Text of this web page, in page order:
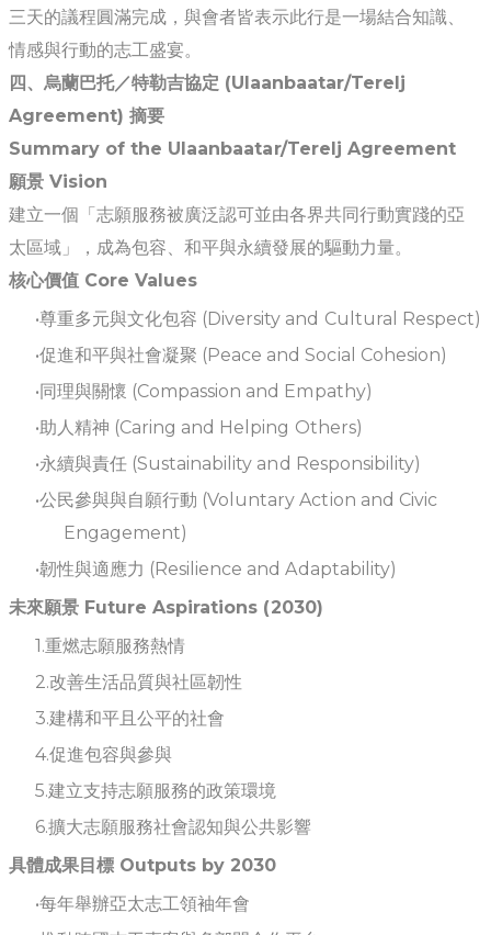
三天的議程圓滿完成，與會者皆表示此行是一場結合知識、
情感與行動的志工盛宴。
四、烏蘭巴托／特勒吉協定 (Ulaanbaatar/Terelj
Agreement) 摘要
Summary of the Ulaanbaatar/Terelj Agreement
願景 Vision
建立一個「志願服務被廣泛認可並由各界共同行動實踐的亞
太區域」，成為包容、和平與永續發展的驅動力量。
核心價值 Core Values
尊重多元與文化包容 (Diversity and Cultural Respect)
促進和平與社會凝聚 (Peace and Social Cohesion)
同理與關懷 (Compassion and Empathy)
助人精神 (Caring and Helping Others)
永續與責任 (Sustainability and Responsibility)
公民參與與自願行動 (Voluntary Action and Civic
Engagement)
韌性與適應力 (Resilience and Adaptability)
未來願景 Future Aspirations (2030)
重燃志願服務熱情
改善生活品質與社區韌性
建構和平且公平的社會
促進包容與參與
建立支持志願服務的政策環境
擴大志願服務社會認知與公共影響
具體成果目標 Outputs by 2030
每年舉辦亞太志工領袖年會